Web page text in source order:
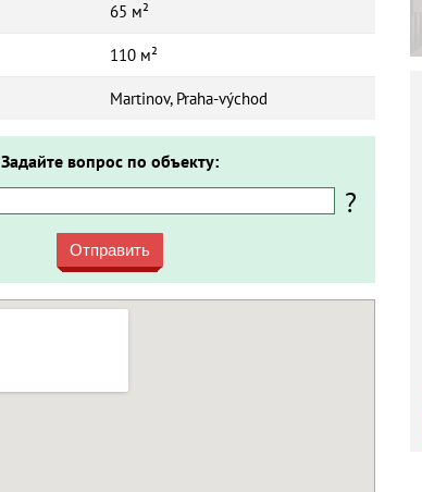
65 м²
110 м²
Martinov, Praha-východ
Задайте вопрос по объекту:
?
Отправить